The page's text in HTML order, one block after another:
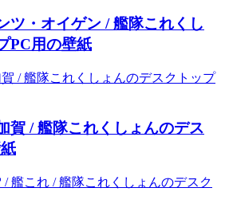
ツ・オイゲン / 艦隊これくし
PC用の壁紙
賀 / 艦隊これくしょんのデス